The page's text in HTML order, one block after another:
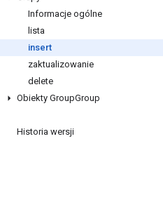
Informacje ogólne
lista
insert
zaktualizowanie
delete
Obiekty GroupGroup
Historia wersji